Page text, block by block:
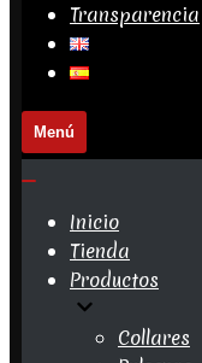
Transparencia
Menú
Menú
navegación
Inicio
Tienda
Productos
Collares